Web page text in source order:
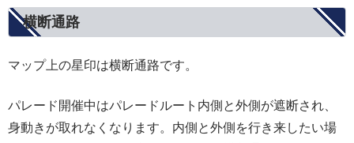
横断通路
マップ上の星印は横断通路です。
パレード開催中はパレードルート内側と外側が遮断され、
身動きが取れなくなります。内側と外側を行き来したい場